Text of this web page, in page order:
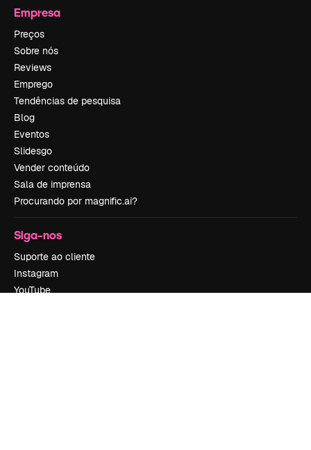
Empresa
Preços
Sobre nós
Reviews
Emprego
Tendências de pesquisa
Blog
Eventos
Slidesgo
Vender conteúdo
Sala de imprensa
Procurando por magnific.ai?
Siga-nos
Suporte ao cliente
Instagram
YouTube